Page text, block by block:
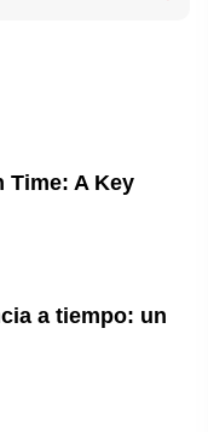
Time: A Key
a tiempo: un